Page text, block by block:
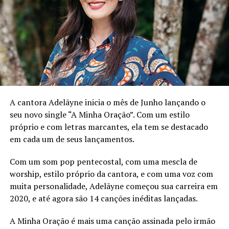
primeiro lançamento do selo. Me sinto muito animada
em fazer parte desse time, com artistas e profissionais
maravilhosos. Acredito que a nova faixa representa bem
a estreia do selo, trazendo muita energia e uma
sonoridade única.” Ela continua, revelando o processo
criativo por trás da faixa: “Quando comecei essa track,
eu queria que ela fosse diferente, com uma harmonia
fora do usual e com uma linha de baixo que fosse
marcante. A melodia e letra vieram naturalmente a
partir disto, em uma combinação de um vocal mais suave
com a letra mais intensa. A música é repleta de
contrastes que se completam e fazem da faixa especial.”
A contribuição de Bruno Martini foi essencial para o
desenvolvimento da faixa. LAAU destaca: “A
contribuição do Bruno no processo foi essencial para
dar forma e estrutura à música, além de novos
elementos e influências. O resultado final ficou incrível,
A cantora Adelãyne inicia o mês de Junho lançando o
seu novo single “A Minha Oração”. Com um estilo
próprio e com letras marcantes, ela tem se destacado
em cada um de seus lançamentos.
Com um som pop pentecostal, com uma mescla de
worship, estilo próprio da cantora, e com uma voz com
muita personalidade, Adelãyne começou sua carreira em
2020, e até agora são 14 canções inéditas lançadas.
A Minha Oração é mais uma canção assinada pelo irmão